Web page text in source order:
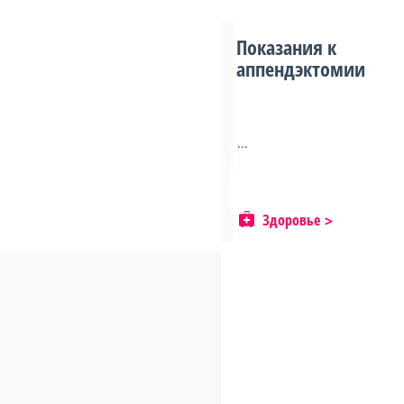
Показания к
аппендэктомии
...
Здоровье